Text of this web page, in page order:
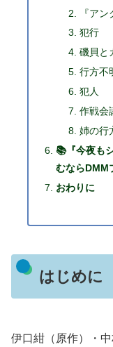
『ア
犯行
磯貝と
行方不
犯人
作戦会
姉の行
📚『今夜も
むならDMM
おわりに
はじめに
伊口紺（原作）・